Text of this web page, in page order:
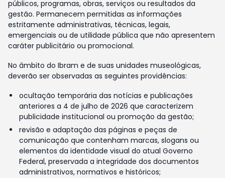
públicos, programas, obras, serviços ou resultados da
gestão. Permanecem permitidas as informações
estritamente administrativas, técnicas, legais,
emergenciais ou de utilidade pública que não apresentem
caráter publicitário ou promocional.
No âmbito do Ibram e de suas unidades museológicas,
deverão ser observadas as seguintes providências:
ocultação temporária das notícias e publicações
anteriores a 4 de julho de 2026 que caracterizem
publicidade institucional ou promoção da gestão;
revisão e adaptação das páginas e peças de
comunicação que contenham marcas, slogans ou
elementos da identidade visual do atual Governo
Federal, preservada a integridade dos documentos
administrativos, normativos e históricos;